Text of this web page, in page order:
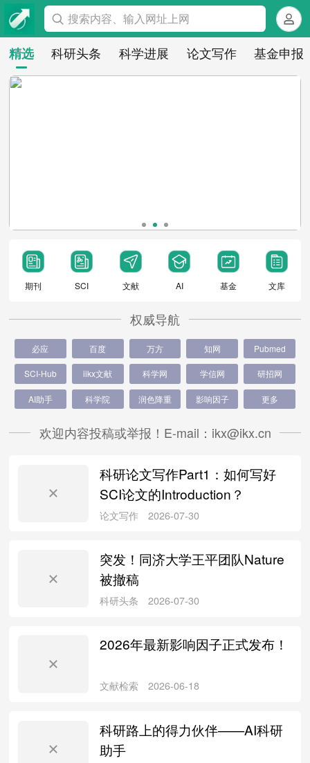
搜索内容、输入网址上网
精选 科研头条 科学进展 论文写作 基金申报
期刊 SCI 文献 AI 基金 文库
权威导航
必应 百度 万方 知网 Pubmed
SCI-Hub iikx文献 科学网 学信网 研招网
AI助手 科学院 润色降重 影响因子 更多
欢迎内容投稿或举报！E-mail：ikx@ikx.cn
科研论文写作Part1：如何写好
SCI论文的Introduction？
论文写作 2026-07-30
突发！同济大学王平团队Nature
被撤稿
科研头条
2026年最新影响因子正式发布！
科研路上的得力伙伴——AI科研
助手